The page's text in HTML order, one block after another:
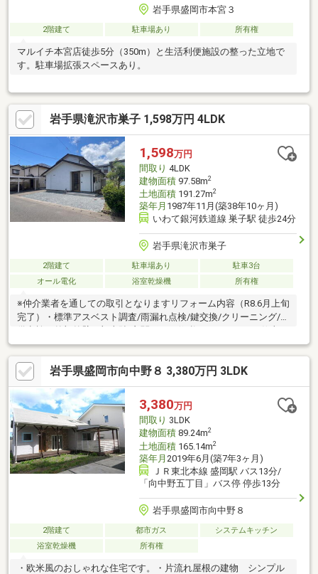
岩手県盛岡市本宮３
2階建て 駐車場あり 所有権
マルイチ本宮店徒歩5分（350m）と生活利便施設の整った立地で
す。駐車場拡張スペースあり。
岩手県滝沢市巣子 1,598万円 4LDK
1,598万円
間取り 4LDK
建物面積97.58m2
土地面積191.27m2
築年月 1987年11月(築38年10ヶ月)
いわて銀河鉄道線 巣子駅 徒歩24分
岩手県滝沢市巣子
2階建て 駐車場あり
駐車3台
オール電化
浴室乾燥機 所有権
※仲介業者を通しての取引となりますリフォーム内容（R8.6月上旬
完了）・標準アスベスト調査/雨漏れ点検/鍵交換/クリーニング/設
げ）庭部分整地・全面砕石敷き/地先ブロック設置/雪止めアング
ル設置/新規テレビアンテナ設置等・水回りキッチン交換/トイレ
交換/浴室リフォーム（パネル貼り、浴槽塗装仕上げ）等・内装
LDK・廊下床材フロアタイル張り/階段・2階洋室床カーペット貼
替/トイレ・洗面化粧台CF交換/クロス全面貼替/畳表替/建具ドア
ノブ交換等・その他設備スイッチプレート交換、照明器具交換等
岩手県盛岡市向中野８ 3,380万円 3LDK
3,380万円
間取り 3LDK
建物面積89.24m2
土地面積165.14m2
築年月 2019年6月(築7年3ヶ月)
ＪＲ東北本線 盛岡駅 バス13分/
「向中野五丁目」バス停 停歩13分
岩手県盛岡市向中野８
2階建て 都市ガス
システムキッチン
浴室乾燥機
所有権
・欧米風のおしゃれな住宅です。・片流れ屋根の建物 シンプル